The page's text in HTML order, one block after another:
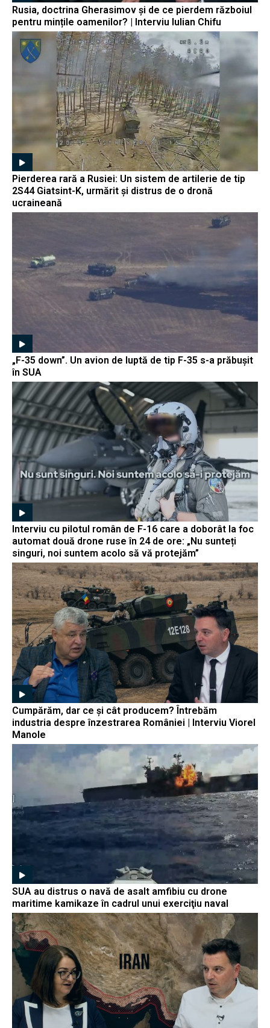
Rusia, doctrina Gherasimov și de ce pierdem războiul
pentru mințile oamenilor? | Interviu Iulian Chifu
Pierderea rară a Rusiei: Un sistem de artilerie de tip
2S44 Giatsint-K, urmărit și distrus de o dronă
ucraineană
„F-35 down”. Un avion de luptă de tip F-35 s-a prăbușit
în SUA
Interviu cu pilotul român de F-16 care a doborât la foc
automat două drone ruse în 24 de ore: „Nu sunteți
singuri, noi suntem acolo să vă protejăm”
Cumpărăm, dar ce și cât producem? Întrebăm
industria despre înzestrarea României | Interviu Viorel
Manole
SUA au distrus o navă de asalt amfibiu cu drone
maritime kamikaze în cadrul unui exerciţiu naval